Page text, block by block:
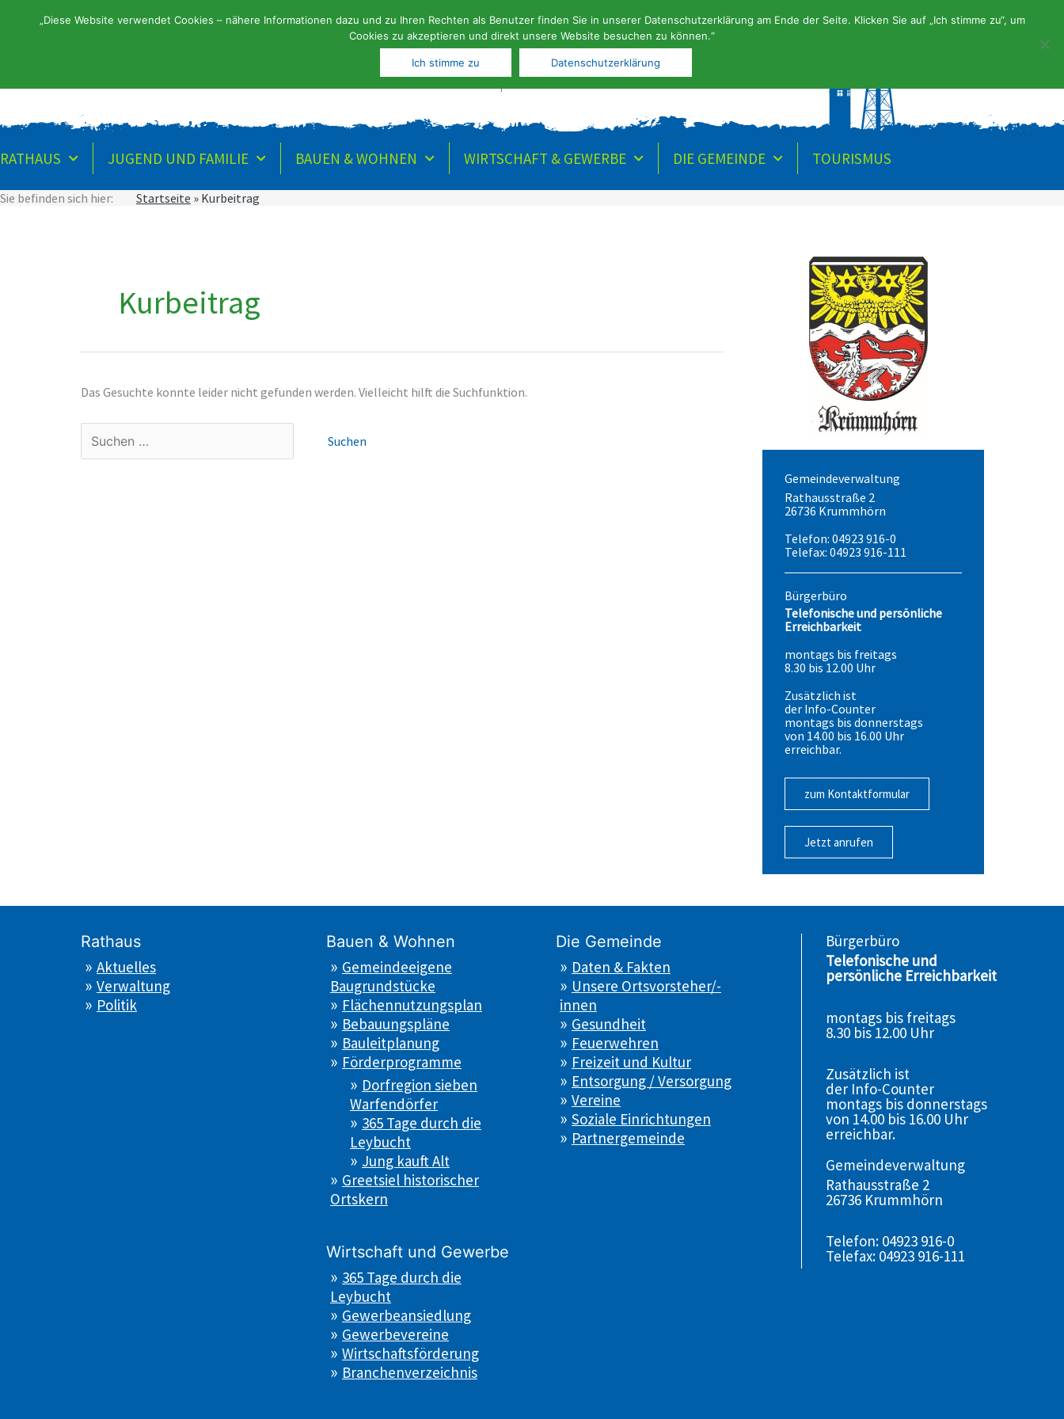
Startseite Aktuelles Wahlen Kontakt Stellenangebote
Search
...
FERIEN- | KUNST- UND KULTURGEMEINDE
RATHAUS JUGEND UND FAMILIE BAUEN & WOHNEN WIRTSCHAFT & GEWERBE DIE GEMEINDE TOURISMUS
Sie befinden sich hier: Startseite » Kurbeitrag
Kurbeitrag
Das Gesuchte konnte leider nicht gefunden werden. Vielleicht hilft die Suchfunktion.
Gemeindeverwaltung
Rathausstraße 2
26736 Krummhörn
Telefon: 04923 916-0
Telefax: 04923 916-111
Bürgerbüro
Telefonische und persönliche
Erreichbarkeit
montags bis freitags
8.30 bis 12.00 Uhr
Zusätzlich ist
der Info-Counter
montags bis donnerstags
von 14.00 bis 16.00 Uhr
erreichbar.
zum Kontaktformular
Jetzt anrufen
Rathaus
Aktuelles
Verwaltung
Politik
Bauen & Wohnen
Gemeindeeigene
Baugrundstücke
Flächennutzungsplan
Bebauungspläne
Bauleitplanung
Förderprogramme
Dorfregion sieben
Warfendörfer
365 Tage durch die
Leybucht
Jung kauft Alt
Greetsiel historischer
Ortskern
Wirtschaft und Gewerbe
365 Tage durch die
Leybucht
Gewerbeansiedlung
Gewerbevereine
Wirtschaftsförderung
Branchenverzeichnis
Die Gemeinde
Daten & Fakten
Unsere Ortsvorsteher/-
innen
Gesundheit
Feuerwehren
Freizeit und Kultur
Entsorgung / Versorgung
Vereine
Soziale Einrichtungen
Partnergemeinde
Bürgerbüro
Telefonische und
persönliche Erreichbarkeit
montags bis freitags
8.30 bis 12.00 Uhr
Zusätzlich ist
der Info-Counter
montags bis donnerstags
von 14.00 bis 16.00 Uhr
erreichbar.
Gemeindeverwaltung
Rathausstraße 2
26736 Krummhörn
Telefon: 04923 916-0
Telefax: 04923 916-111
„Diese Website verwendet Cookies – nähere Informationen dazu und zu Ihren Rechten als Benutzer finden Sie in unserer Datenschutzerklärung am Ende der Seite. Klicken Sie auf „Ich stimme zu“, um
Cookies zu akzeptieren und direkt unsere Website besuchen zu können.“
Ich stimme zu Datenschutzerklärung